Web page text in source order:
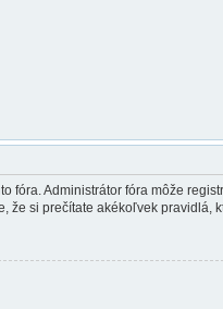
Administrátor fóra môže
si prečítate akékoľvek pravidlá,